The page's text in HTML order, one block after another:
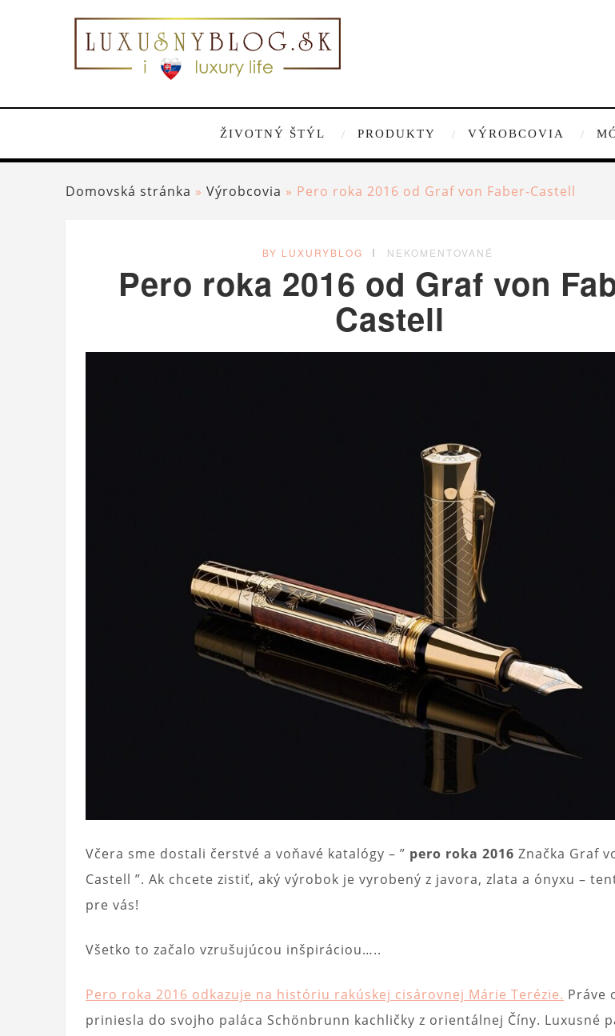
ŽIVOTNÝ ŠTÝL PRODUKTY VÝROBCOVIA
Domovská stránka » Výrobcovia » Pero roka 2016 od Graf von Faber-Castell
BY LUXURYBLOG NEKOMENTOVANÉ
Pero roka 2016 od Graf von
Castell
Včera sme dostali čerstvé a voňavé katalógy – ” pero roka 2016 Značka Graf
Castell ”. Ak chcete zistiť, aký výrobok je vyrobený z javora, zlata a ónyxu –
pre vás!
Všetko to začalo vzrušujúcou inšpiráciou…..
Pero roka 2016 odkazuje na históriu rakúskej cisárovnej Márie Terézie. Práve
priniesla do svojho paláca Schönbrunn kachličky z orientálnej Číny. Luxusné